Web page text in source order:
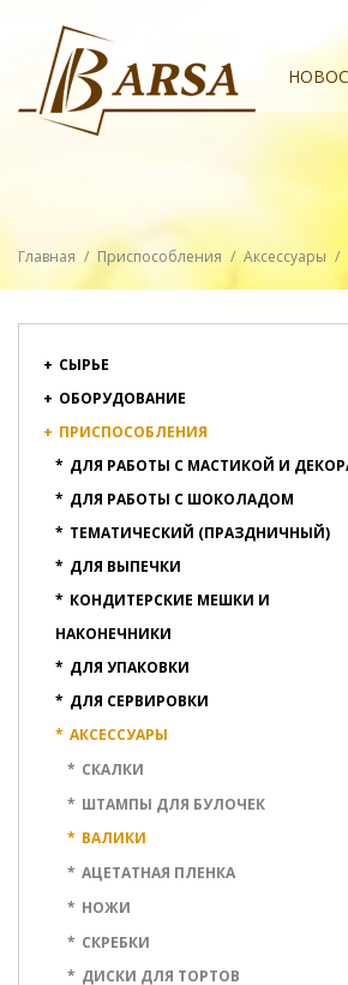
Главная / Приспособления / Аксессуары /
+ СЫРЬЕ
+ ОБОРУДОВАНИЕ
+ ПРИСПОСОБЛЕНИЯ
* ДЛЯ РАБОТЫ С МАСТИКОЙ И
* ДЛЯ РАБОТЫ С ШОКОЛАДОМ
* ТЕМАТИЧЕСКИЙ (ПРАЗДНИЧНЫЙ)
* ДЛЯ ВЫПЕЧКИ
* КОНДИТЕРСКИЕ МЕШКИ И
НАКОНЕЧНИКИ
* ДЛЯ УПАКОВКИ
* ДЛЯ СЕРВИРОВКИ
* АКСЕССУАРЫ
* СКАЛКИ
* ШТАМПЫ ДЛЯ БУЛОЧЕК
* ВАЛИКИ
* АЦЕТАТНАЯ ПЛЕНКА
* НОЖИ
* СКРЕБКИ
* ДИСКИ ДЛЯ ТОРТОВ